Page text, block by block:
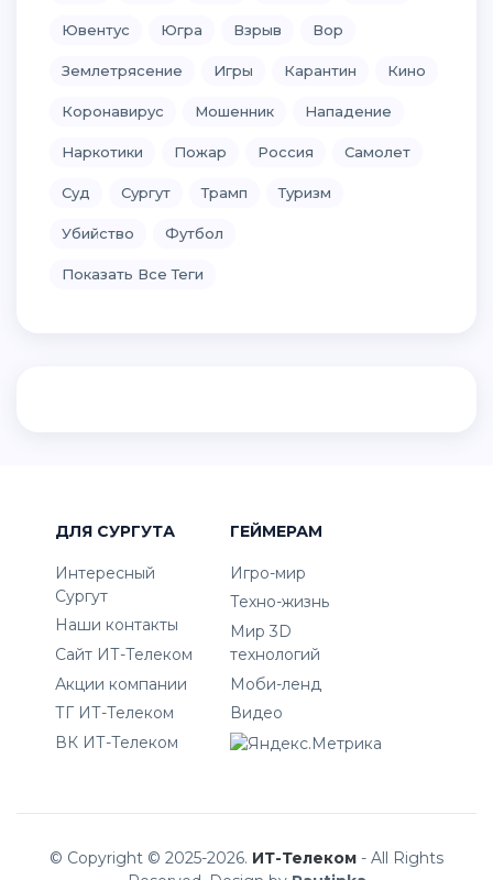
Ювентус Югра Взрыв Вор
Землетрясение Игры Карантин Кино
Коронавирус Мошенник Нападение
Наркотики Пожар Россия Самолет
Суд Сургут Трамп Туризм
Убийство Футбол
Показать Все Теги
ДЛЯ СУРГУТА
Интересный
Сургут
Наши контакты
Сайт ИТ-Телеком
Акции компании
ТГ ИТ-Телеком
ВК ИТ-Телеком
ГЕЙМЕРАМ
Игро-мир
Техно-жизнь
Мир 3D
технологий
Моби-ленд
Видео
© Copyright © 2025-2026. ИТ-Телеком - All Rights